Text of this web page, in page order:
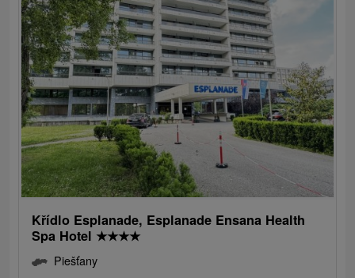
Křídlo Esplanade, Esplanade Ensana Health
Spa Hotel ★★★★
Piešťany